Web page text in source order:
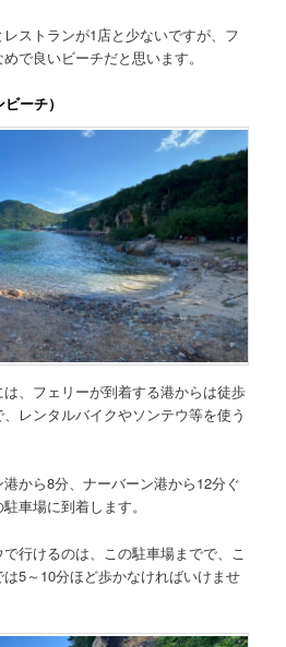
ストランが1店と少ないですが、フ
で良いビーチだと思います。
ーチ）
、フェリーが到着する港からは徒歩
レンタルバイクやソンテウ等を使う
から8分、ナーバーン港から12分ぐ
車場に到着します。
行けるのは、この駐車場までで、こ
5～10分ほど歩かなければいけませ